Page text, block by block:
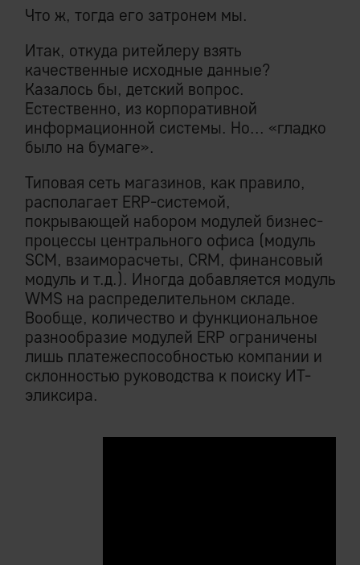
Что ж, тогда его затронем мы.
Итак, откуда ритейлеру взять
качественные исходные данные?
Казалось бы, детский вопрос.
Естественно, из корпоративной
информационной системы. Но... «гладко
было на бумаге».
Типовая сеть магазинов, как правило,
располагает ERP-системой,
покрывающей набором модулей бизнес-
процессы центрального офиса (модуль
SCM, взаиморасчеты, CRM, финансовый
модуль и т.д.). Иногда добавляется модуль
WMS на распределительном складе.
Вообще, количество и функциональное
разнообразие модулей ERP ограничены
лишь платежеспособностью компании и
склонностью руководства к поиску ИТ-
эликсира.